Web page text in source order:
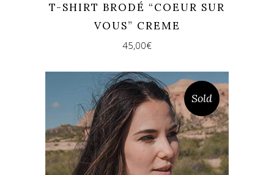
T-SHIRT BRODÉ “COEUR SUR
VOUS” CREME
45,00€
Sold